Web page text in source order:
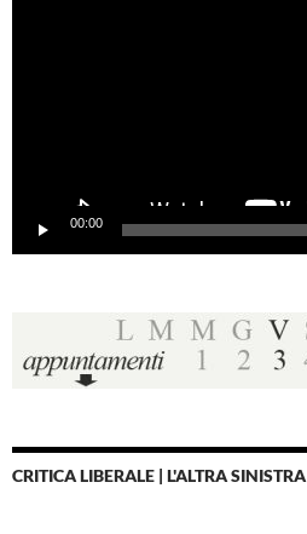
00:00
CRITICA LIBERALE | L'ALTRA SINISTRA